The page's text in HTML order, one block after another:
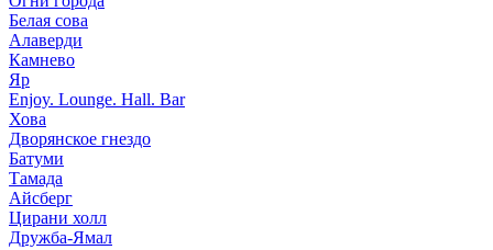
Белая сова
Алаверди
Камнево
Яр
Enjoy. Lounge. Hall. Bar
Хова
Дворянское гнездо
Батуми
Тамада
Айсберг
Цирани холл
Дружба-Ямал